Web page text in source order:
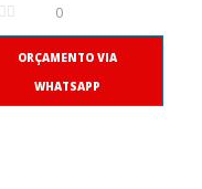
0
ORÇAMENTO VIA
WHATSAPP